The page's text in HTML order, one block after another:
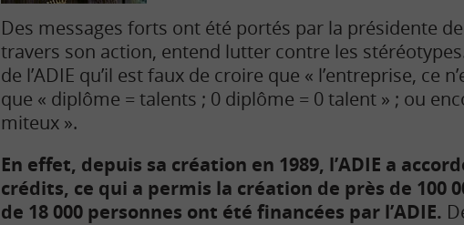
Des messages forts ont été portés par la présidente
travers son action, entend lutter contre les
de l’ADIE qu’il est faux de croire que « l’entreprise, ce
que « diplôme = talents ; 0 diplôme = 0 talent » ; ou
miteux ».
En effet, depuis sa création en 1989, l’ADIE a
crédits, ce qui a permis la création de près de 100
de 18 000 personnes ont été financées par l’ADIE.